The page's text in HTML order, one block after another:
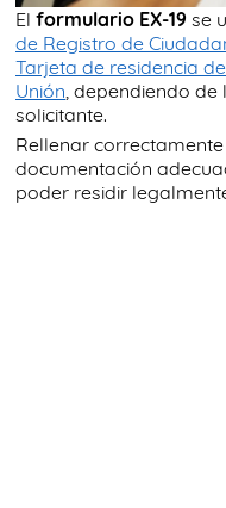
El formulario EX-19 se
de Registro de
Tarjeta de residencia
Unión, dependiendo de
solicitante.
Rellenar
documentación
poder residir